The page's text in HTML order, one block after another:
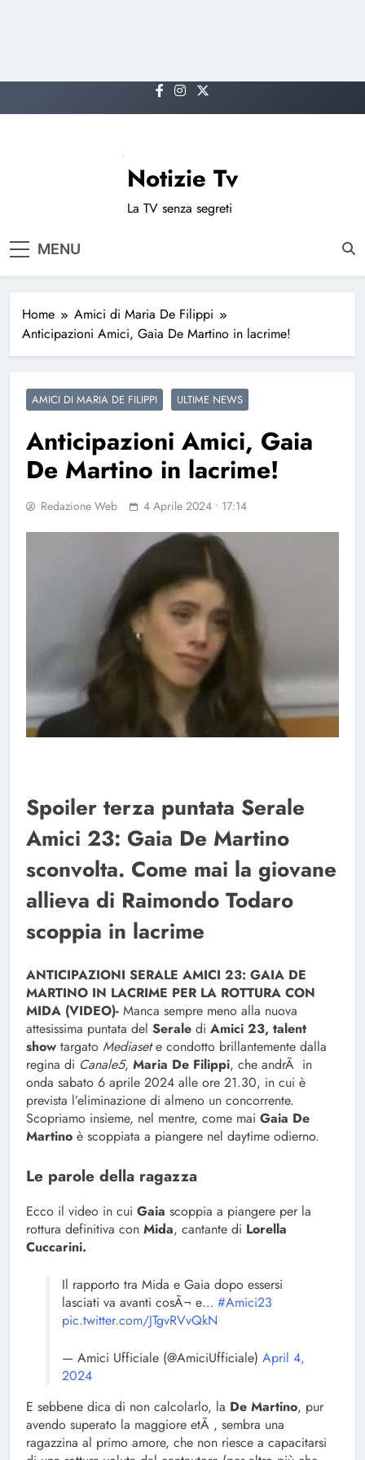
to
Notizie Tv
La TV senza segreti
MENU
Home
Amici di Maria De Filippi
Anticipazioni Amici, Gaia De Martino in lacrime!
AMICI DI MARIA DE FILIPPI ULTIME NEWS
Anticipazioni Amici, Gaia
De Martino in lacrime!
Redazione Web 4 Aprile 2024 • 17:14
Spoiler terza puntata Serale
Amici 23: Gaia De Martino
sconvolta. Come mai la giovane
allieva di Raimondo Todaro
scoppia in lacrime
ANTICIPAZIONI SERALE AMICI 23: GAIA DE
MARTINO IN LACRIME PER LA ROTTURA CON
MIDA (VIDEO)- Manca sempre meno alla nuova
attesissima puntata del Serale di Amici 23, talent
show targato Mediasete condotto brillantemente dalla
regina di Canale5, Maria De Filippi, che andrÃ in
onda sabato 6 aprile 2024 alle ore 21.30, in cui è
prevista l’eliminazione di almeno un concorrente.
Scopriamo insieme, nel mentre, come mai Gaia De
Martino è scoppiata a piangere nel daytime odierno.
Le parole della ragazza
Ecco il video in cui Gaia scoppia a piangere per la
rottura definitiva con Mida, cantante di Lorella
Cuccarini.
Il rapporto tra Mida e Gaia dopo essersi
lasciati va avanti cosÃ¬ e… #Amici23
pic.twitter.com/JTgvRVvQkN
— Amici Ufficiale (@AmiciUfficiale) April 4,
2024
E sebbene dica di non calcolarlo, la De Martino, pur
avendo superato la maggiore etÃ , sembra una
ragazzina al primo amore, che non riesce a capacitarsi